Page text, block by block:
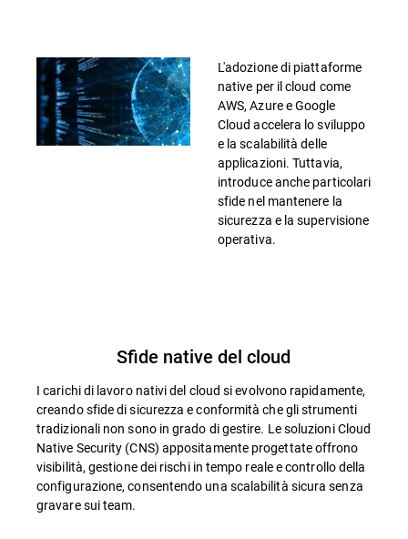
L'adozione di piattaforme
native per il cloud come
AWS, Azure e Google
Cloud accelera lo sviluppo
e la scalabilità delle
applicazioni. Tuttavia,
introduce anche particolari
sfide nel mantenere la
sicurezza e la supervisione
operativa.
Sfide native del cloud
I carichi di lavoro nativi del cloud si evolvono rapidamente,
creando sfide di sicurezza e conformità che gli strumenti
tradizionali non sono in grado di gestire. Le soluzioni Cloud
Native Security (CNS) appositamente progettate offrono
visibilità, gestione dei rischi in tempo reale e controllo della
configurazione, consentendo una scalabilità sicura senza
gravare sui team.